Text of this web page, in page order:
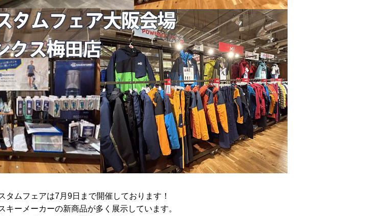
タムフェアは7月9日まで開催しております！
キーメーカーの新商品が多く展示しています。